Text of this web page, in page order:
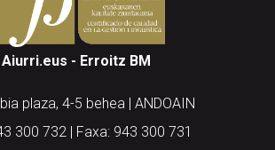
Aiurri.eus - Erroitz BM
plaza, 4-5 behea | ANDOAIN
300 732 | Faxa: 943 300 731